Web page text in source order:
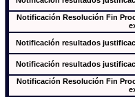
Notificación Resolución Fin
Notificación resultados
Notificación resultados
Notificación Resolución Fin